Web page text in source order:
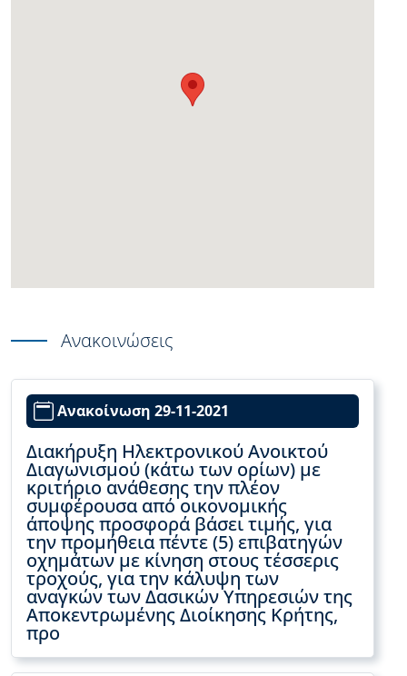
Ανακοινώσεις
Ανακοίνωση 29-11-2021
Διακήρυξη Ηλεκτρονικού Ανοικτού
Διαγωνισμού (κάτω των ορίων) με
κριτήριο ανάθεσης την πλέον
συμφέρουσα από οικονομικής
άποψης προσφορά βάσει τιμής, για
την προμήθεια πέντε (5) επιβατηγών
οχημάτων με κίνηση στους τέσσερις
τροχούς, για την κάλυψη των
αναγκών των Δασικών Υπηρεσιών της
Αποκεντρωμένης Διοίκησης Κρήτης,
προ